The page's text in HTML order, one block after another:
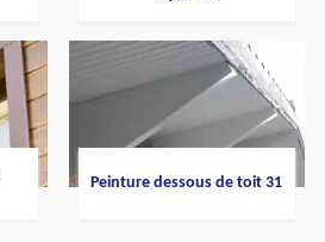
Peinture dessous de toit 31